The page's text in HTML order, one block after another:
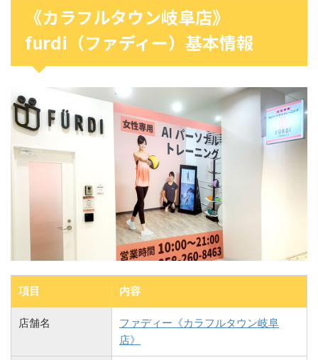
《カラフルタウン岐阜店》
furdi（ファディー）基本情報
項目 内容
店舗名
ファディー《カラフルタウン岐阜
店》